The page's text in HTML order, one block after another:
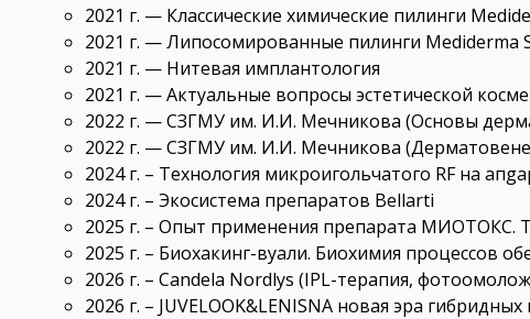
2021 г. — Классические химические пилинги
2021 г. — Липосомированные пилинги Mediderma
2021 г. — Нитевая имплантология
2021 г. — Актуальные вопросы эстетической
2022 г. — СЗГМУ им. И.И. Мечникова (Основы
2022 г. — СЗГМУ им. И.И. Мечникова
2024 г. – Технология микроигольчатого RF на
2024 г. – Экосистема препаратов Bellarti
2025 г. – Опыт применения препарата МИОТОКС.
2025 г. – Биохакинг-вуали. Биохимия процессов
2026 г. – Candela Nordlys (IPL-терапия,
2026 г. – JUVELOOK&LENISNA новая эра